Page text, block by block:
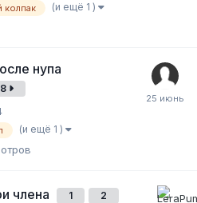
колпак (и ещё 1 )
нупа
8
(и ещё 1 )
члена 1 2